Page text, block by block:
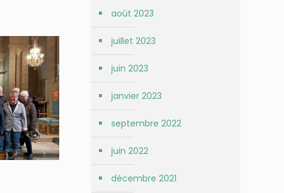
août 2023
juillet 2023
juin 2023
janvier 2023
septembre 2022
juin 2022
décembre 2021